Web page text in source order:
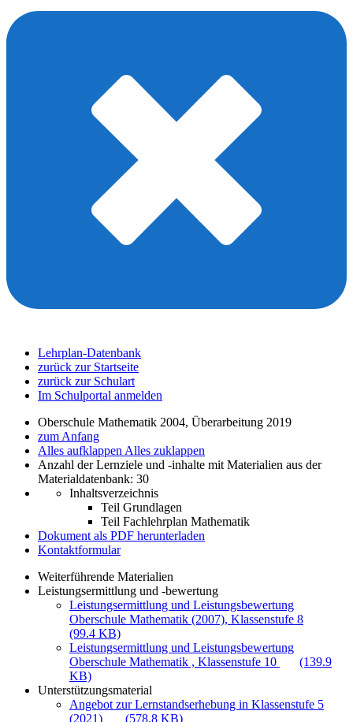
Lehrplan-Datenbank
zurück zur Startseite
zurück zur Schulart
Im Schulportal anmelden
Oberschule Mathematik 2004, Überarbeitung 2019
zum Anfang
Alles aufklappen Alles zuklappen
Anzahl der Lernziele und -inhalte mit Materialien aus der
Materialdatenbank: 30
Inhaltsverzeichnis
Teil Grundlagen
Teil Fachlehrplan Mathematik
Dokument als PDF herunterladen
Kontaktformular
Weiterführende Materialien
Leistungsermittlung und -bewertung
Leistungsermittlung und Leistungsbewertung
Oberschule Mathematik (2007), Klassenstufe 8
(99.4 KB)
Leistungsermittlung und Leistungsbewertung
Oberschule Mathematik , Klassenstufe 10
(139.9
KB)
Unterstützungsmaterial
Angebot zur Lernstandserhebung in Klassenstufe 5
(2021)
(578.8 KB)